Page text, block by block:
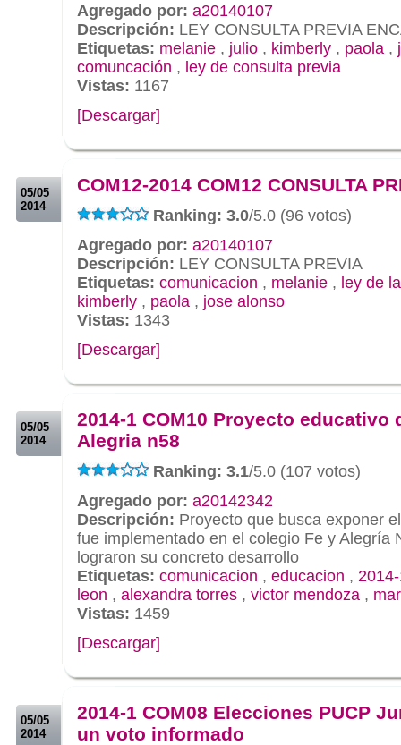
Agregado por: a20140107
Descripción: LEY CONSULTA PREVIA
Etiquetas: melanie , julio , kimberly , paola ,
comuncación , ley de consulta previa
Vistas: 1167
[Descargar]
05/05
2014
COM12-2014 COM12 CONSULTA
Ranking: 3.0/5.0 (96 votos)
Agregado por: a20140107
Descripción: LEY CONSULTA PREVIA
Etiquetas: comunicacion , melanie , ley de
kimberly , paola , jose alonso
Vistas: 1343
[Descargar]
05/05
2014
2014-1 COM10 Proyecto educativo
Alegria n58
Ranking: 3.1/5.0 (107 votos)
Agregado por: a20142342
Descripción: Proyecto que busca exponer
fue implementado en el colegio Fe y Alegría
lograron su concreto desarrollo
Etiquetas: comunicacion , educacion ,
leon , alexandra torres , victor mendoza ,
Vistas: 1459
[Descargar]
05/05
2014
2014-1 COM08 Elecciones PUCP
un voto informado